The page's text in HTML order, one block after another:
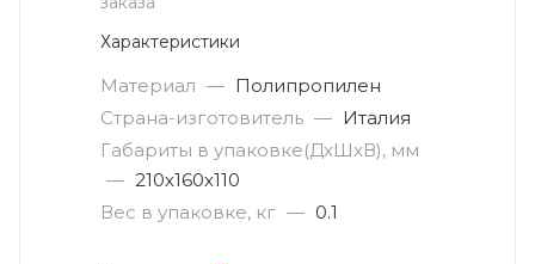
Характеристики
Материал — Полипропилен
Страна-изготовитель — Италия
Габариты в упаковке(ДxШxВ), мм
— 210х160х110
Вес в упаковке, кг — 0.1